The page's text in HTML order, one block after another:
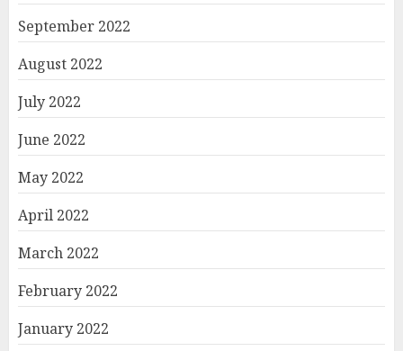
September 2022
August 2022
July 2022
June 2022
May 2022
April 2022
March 2022
February 2022
January 2022